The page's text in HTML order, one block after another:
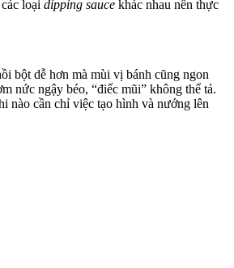
loại dipping sauce khác nhau nên thực
bột dễ hơn mà mùi vị bánh cũng ngon
nức ngậy béo, “điếc mũi” không thể tả.
nào cần chỉ việc tạo hình và nướng lên